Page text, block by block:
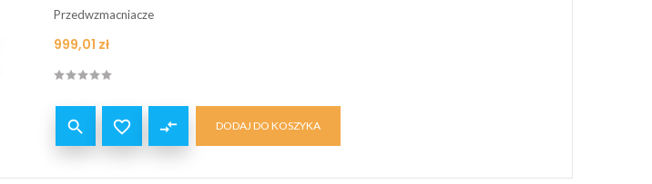
Przedwzmacniacze
Cena
999,01 zł
  compare_arrows DODAJ DO KOSZYKA